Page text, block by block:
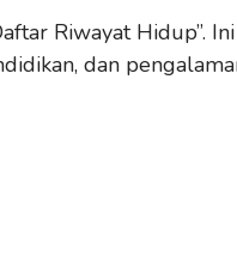
Riwayat Hidup”. Ini
dan